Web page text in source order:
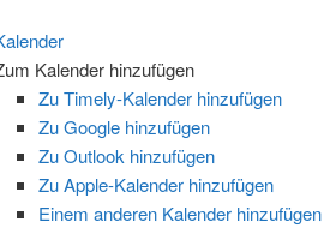
Kalender hinzufügen
Zu Timely-Kalender hinzufügen
Zu Google hinzufügen
Zu Outlook hinzufügen
Zu Apple-Kalender hinzufügen
Einem anderen Kalender hinzufügen